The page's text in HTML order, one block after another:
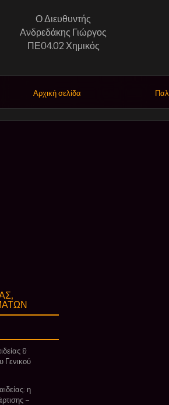
Ο Διευθυντής
Ανδρεδάκης Γιώργος
ΠΕ04.02 Χημικός
Αρχική σελίδα
&
Γενικού
η
–